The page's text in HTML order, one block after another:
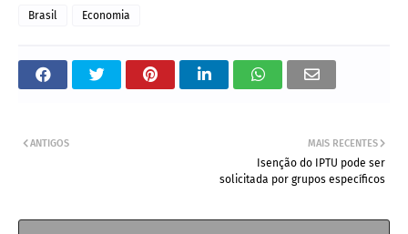
Brasil Economia
MAIS RECENTES
Isenção do IPTU pode ser
solicitada por grupos específicos
ANTIGOS